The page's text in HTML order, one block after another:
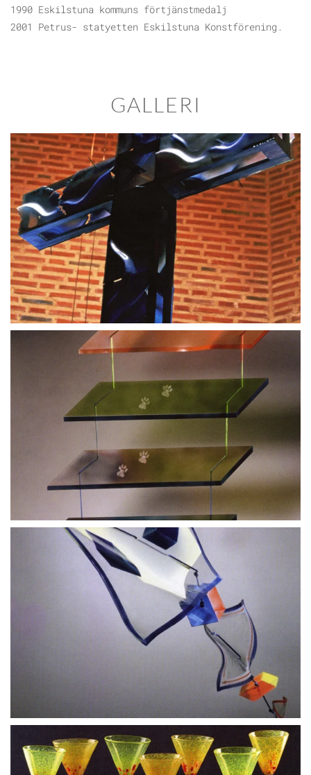
1990 Eskilstuna kommuns förtjänstmedalj
2001 Petrus- statyetten Eskilstuna Konstförening.
GALLERI
BLÄDDRA I GALLERI
BLÄDDRA I GALLERI
BLÄDDRA I GALLERI